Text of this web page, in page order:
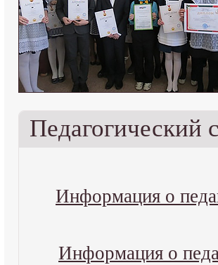
Педагогический
Информация о
Информация о